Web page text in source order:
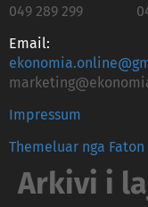
049 289 299
Email:
Impressum
Themeluar nga Faton
Arkivi i